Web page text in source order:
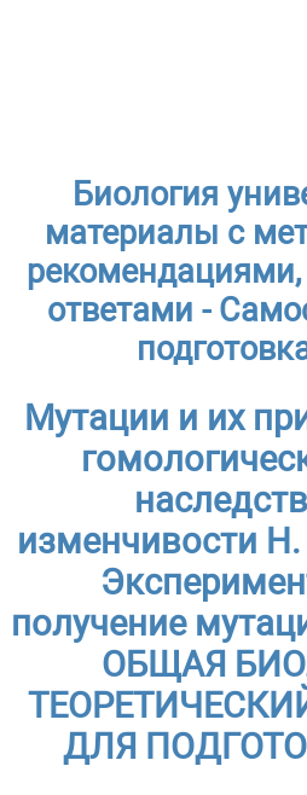
Биология
материалы с
ответами -
Мутации и их
изменчивости
получение
ОБЩАЯ
ДЛЯ